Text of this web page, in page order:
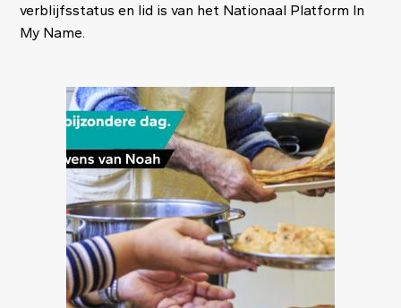
verblijfsstatus en lid is van het Nationaal Platform In
My Name.
Image